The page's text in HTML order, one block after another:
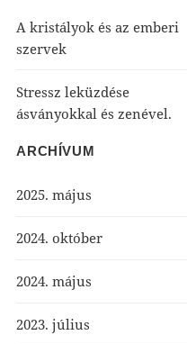
A kristályok és az emberi
szervek
Stressz leküzdése
ásványokkal és zenével.
ARCHÍVUM
2025. május
2024. október
2024. május
2023. július